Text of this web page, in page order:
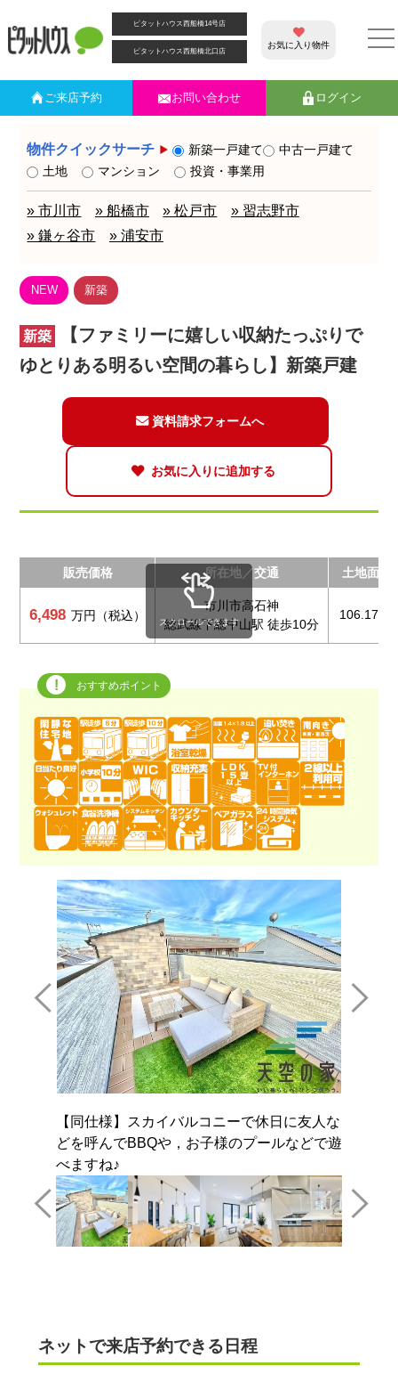
ピタットハウス西船橋14号店
ピタットハウス西船橋北口店
お気に入り物件
ご来店予約 お問い合わせ ログイン
物件クイックサーチ 新築一戸建て
中古一戸建て
土地
マンション 投資・事業用
» 市川市 » 船橋市 » 松戸市
» 習志野市
» 鎌ヶ谷市
» 浦安市
NEW 新築
新築
【ファミリーに嬉しい収納たっぷりで
ゆとりある明るい空間の暮らし】新築戸建
資料請求フォームへ
お気に入りに追加する
販売価格 所在地／交通 土地面積
6,498 万円（税込）
市川市高石神
総武線下総中山駅 徒歩10分
106.17m²
スクロールできます
おすすめポイント
【同仕様】スカイバルコニーで休日に友人な
どを呼んでBBQや，お子様のプールなどで遊
べますね♪
ネットで来店予約できる日程